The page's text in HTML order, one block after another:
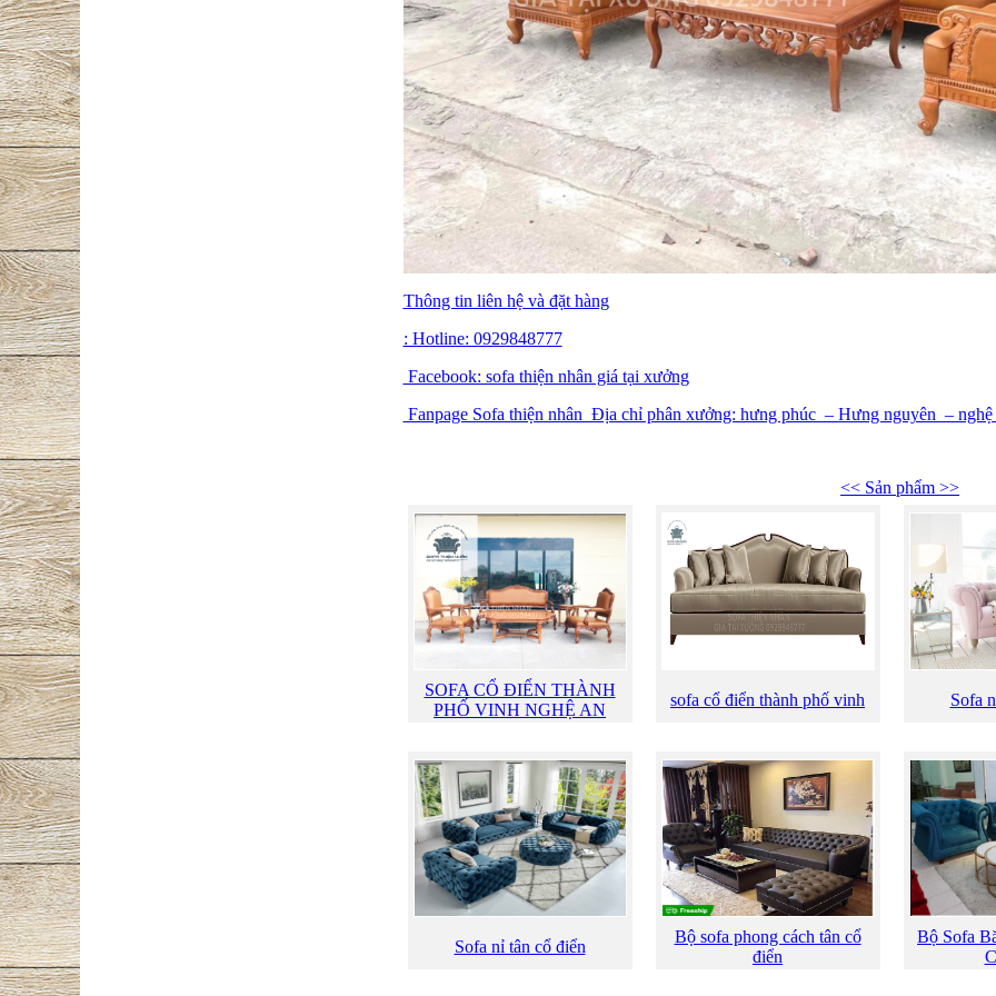
Thông tin liên hệ và đặt hàng
: Hotline: 0929848777
Facebook: sofa thiện nhân giá tại xưởng
Fanpage Sofa thiện nhân Địa chỉ phân xưởng: hưng phúc – Hưng nguyên –
<< Sản phẩm >>
SOFA CỔ ĐIỂN THÀNH
PHỐ VINH NGHỆ AN
sofa cổ điển thành phố vinh Sofa
Sofa nỉ tân cổ điển
Bộ sofa phong cách tân cổ
điển
Bộ Sofa